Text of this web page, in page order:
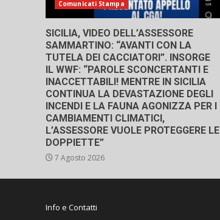
Comunicati Stampa
SICILIA, VIDEO DELL’ASSESSORE
SAMMARTINO: “AVANTI CON LA
TUTELA DEI CACCIATORI”. INSORGE
IL WWF: “PAROLE SCONCERTANTI E
INACCETTABILI! MENTRE IN SICILIA
CONTINUA LA DEVASTAZIONE DEGLI
INCENDI E LA FAUNA AGONIZZA PER I
CAMBIAMENTI CLIMATICI,
L’ASSESSORE VUOLE PROTEGGERE LE
DOPPIETTE”
7 Agosto 2026
Info e Contatti